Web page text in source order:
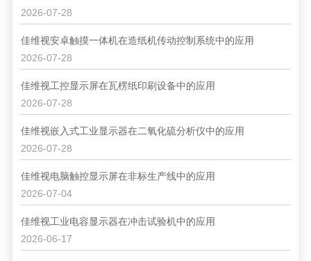
2026-07-28
佳维视安卓触摸一体机在造纸机传动控制系统中的应用
2026-07-28
佳维视工控显示屏在瓦楞纸印刷设备中的应用
2026-07-28
佳维视嵌入式工业显示器在二氧化硫分析仪中的应用
2026-07-28
佳维视电脑触控显示屏在非标生产线中的应用
2026-07-04
佳维视工业电容显示器在冲击试验机中的应用
2026-06-17